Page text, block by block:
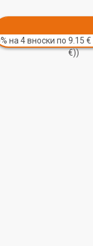
на 4 вноски по 9.15
€))